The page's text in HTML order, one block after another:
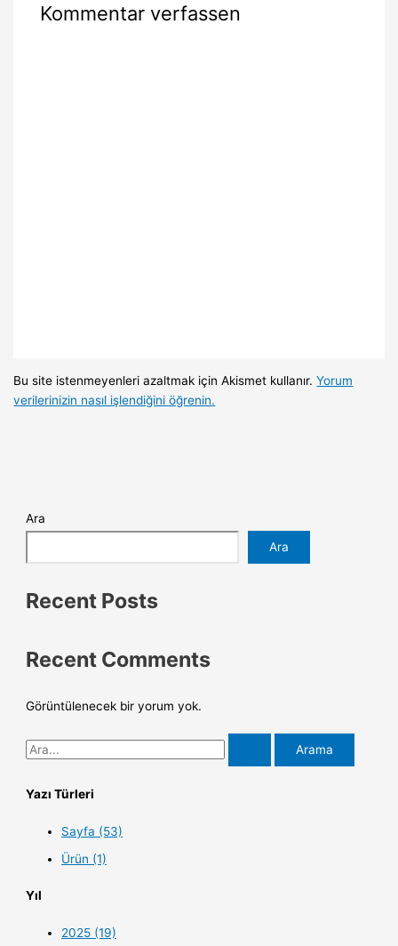
Kommentar verfassen
Bu site istenmeyenleri azaltmak için Akismet kullanır.Yorum
verilerinizin nasıl işlendiğini öğrenin.
Ara
Ara
Recent Posts
Recent Comments
Görüntülenecek bir yorum yok.
Yazı Türleri
Sayfa (53)
Ürün (1)
Yıl
2025 (19)